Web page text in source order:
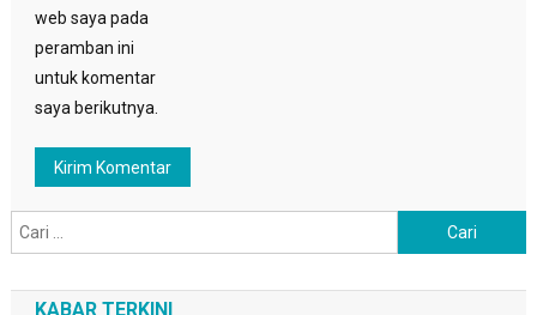
web saya pada
peramban ini
untuk komentar
saya berikutnya.
untuk:
KABAR TERKINI